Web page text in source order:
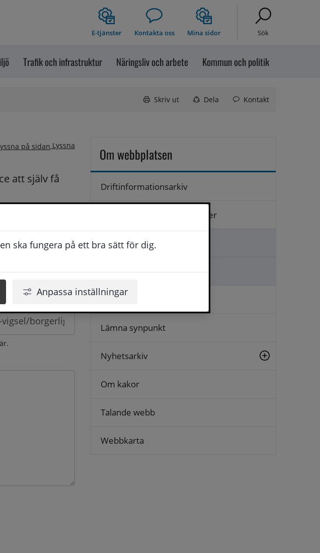
ska fungera på ett bra sätt för dig.
Anpassa inställningar
E-tjänster Kontakta oss Mina sidor Sök
Trafik och infrastruktur Näringsliv och arbete Kommun och politik
Skriv ut Dela Kontakt
Lyssna
att själv få
under arbetstid.
Om webbplatsen
Driftinformationsarkiv
Hantering av personuppgifter
Kontakta oss
Ställa en fråga
Logga in
Lämna synpunkt
Nyhetsarkiv
Om kakor
Talande webb
Webbkarta